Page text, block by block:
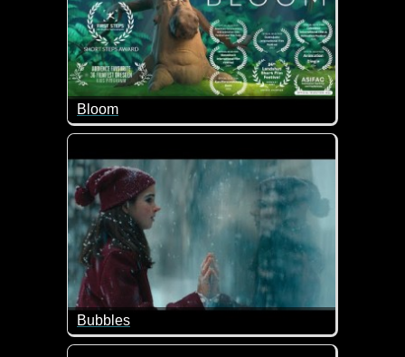
Bloom
Karl ist nicht so wie die anderen Bäume im
Bubbles
In einer Zeit, in der sich die Welt gespaltener